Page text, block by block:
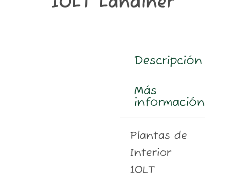
Descripción
Más
información
Plantas de
Interior
10LT